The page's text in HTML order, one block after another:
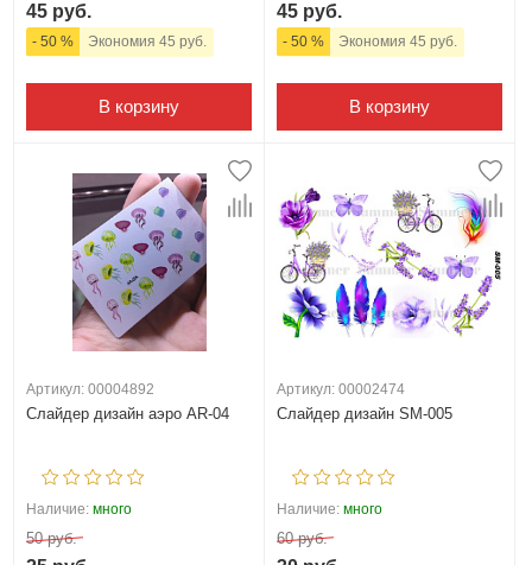
45 руб.
- 50 % Экономия 45 руб.
В корзину
45 руб.
- 50 % Экономия 45 руб.
В корзину
Артикул: 00004892
Слайдер дизайн аэро AR-04
Наличие: много
50 руб.
Артикул: 00002474
Слайдер дизайн SM-005
Наличие: много
60 руб.